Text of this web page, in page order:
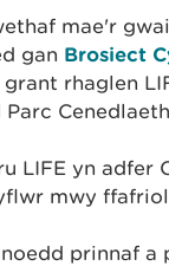
mae'r
gan Brosiect
rhaglen
LIFE yn adfer
mwy
prinnaf a